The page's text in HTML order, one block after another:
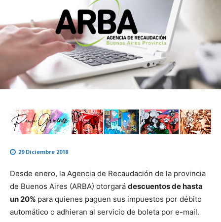
29 Diciembre 2018
Desde enero, la Agencia de Recaudación de la provincia
de Buenos Aires (ARBA) otorgará descuentos de hasta
un 20% para quienes paguen sus impuestos por débito
automático o adhieran al servicio de boleta por e-mail.